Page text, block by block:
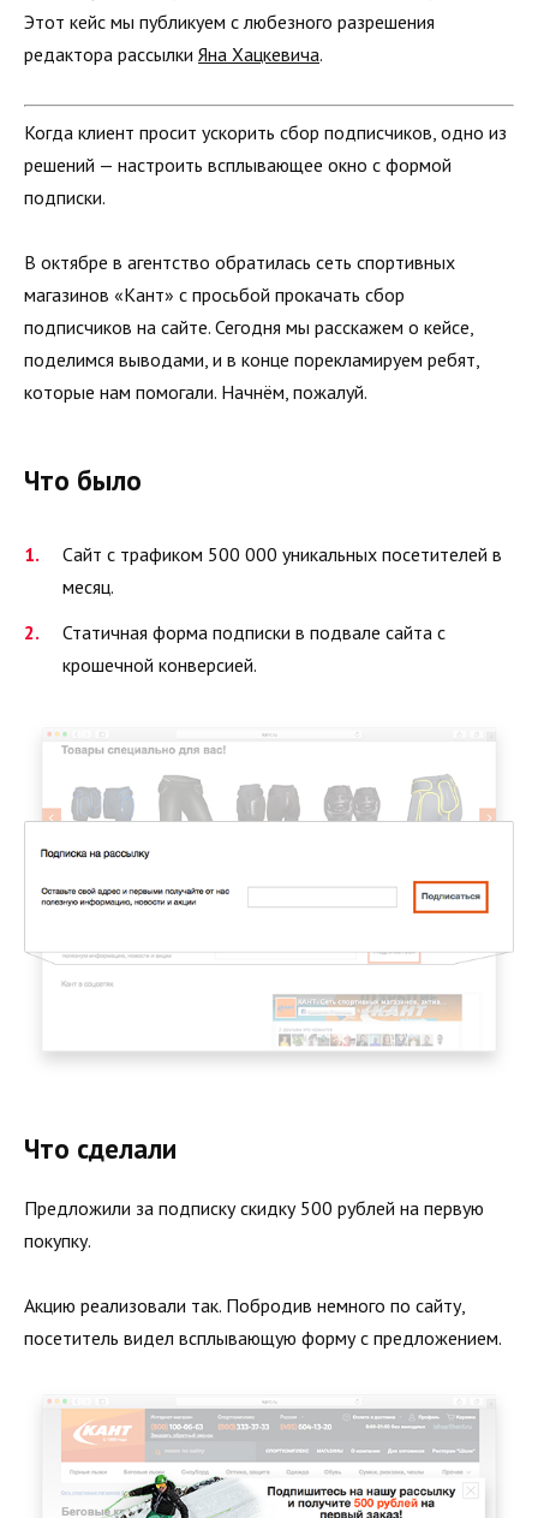
Этот кейс мы публикуем с любезного разрешения
редактора рассылки Яна Хацкевича.
Когда клиент просит ускорить сбор подписчиков, одно из
решений — настроить всплывающее окно с формой
подписки.
В октябре в агентство обратилась сеть спортивных
магазинов «Кант» с просьбой прокачать сбор
подписчиков на сайте. Сегодня мы расскажем о кейсе,
поделимся выводами, и в конце порекламируем ребят,
которые нам помогали. Начнём, пожалуй.
Что было
Сайт с трафиком 500 000 уникальных посетителей в
месяц.
Статичная форма подписки в подвале сайта с
крошечной конверсией.
Что сделали
Предложили за подписку скидку 500 рублей на первую
покупку.
Акцию реализовали так. Побродив немного по сайту,
посетитель видел всплывающую форму с предложением.